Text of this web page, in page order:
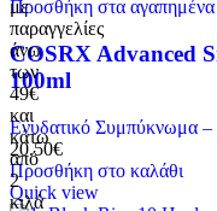
με
παραγγελίες
άνω
των
49€
και
κάτω
από
2
κιλά
Προσθήκη στα αγαπημένα
COSRX Advanced
100ml
Ενυδατικό Συμπύκνωμα –
20.50€
Προσθήκη στο καλάθι
Quick view